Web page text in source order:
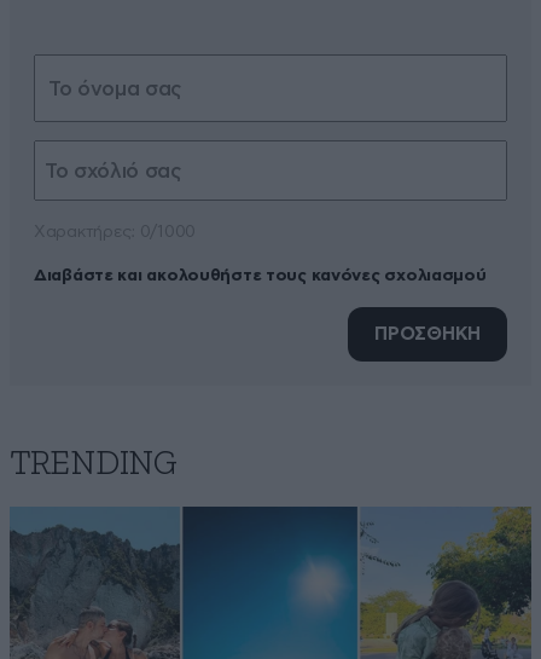
Διαβάστε και ακολουθήστε τους κανόνες σχολιασμού
ΠΡΟΣΘΗΚΗ
TRENDING